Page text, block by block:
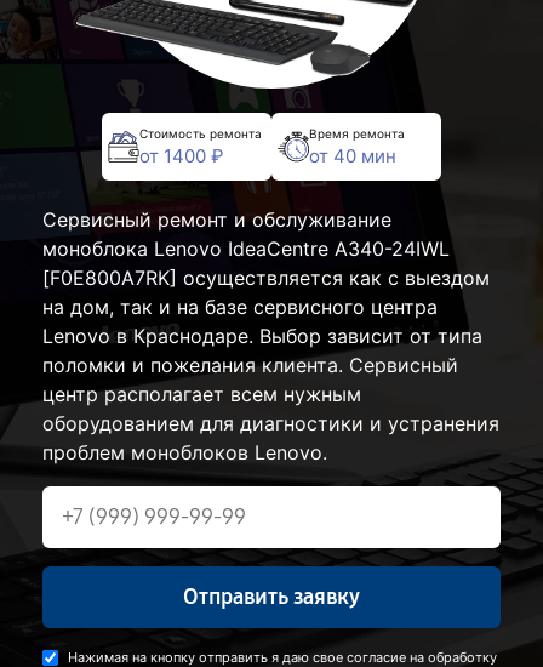
Стоимость ремонта
от 1400 ₽
Время ремонта
от 40 мин
Сервисный ремонт и обслуживание
моноблока Lenovo IdeaCentre A340-24IWL
[F0E800A7RK] осуществляется как с выездом
на дом, так и на базе сервисного центра
Lenovo в Краснодаре. Выбор зависит от типа
поломки и пожелания клиента. Сервисный
центр располагает всем нужным
оборудованием для диагностики и устранения
проблем моноблоков Lenovo.
Отправить заявку
Нажимая на кнопку отправить я даю свое согласие на обработку